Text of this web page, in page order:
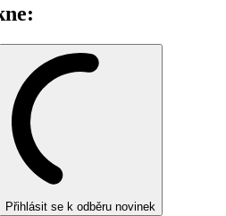
Přihlásit se k odběru novinek